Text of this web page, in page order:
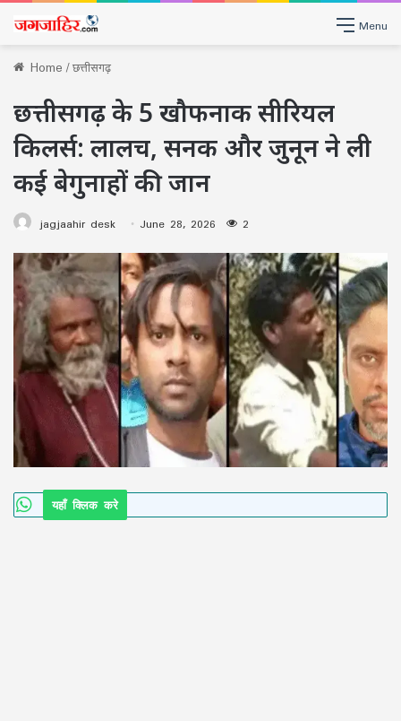
Menu
Home/छत्तीसगढ़
छत्तीसगढ़ के 5 खौफनाक सीरियल
किलर्स: लालच, सनक और जुनून ने ली
कई बेगुनाहों की जान
jagjaahir desk June 28, 2026 2
यहाँ क्लिक करे